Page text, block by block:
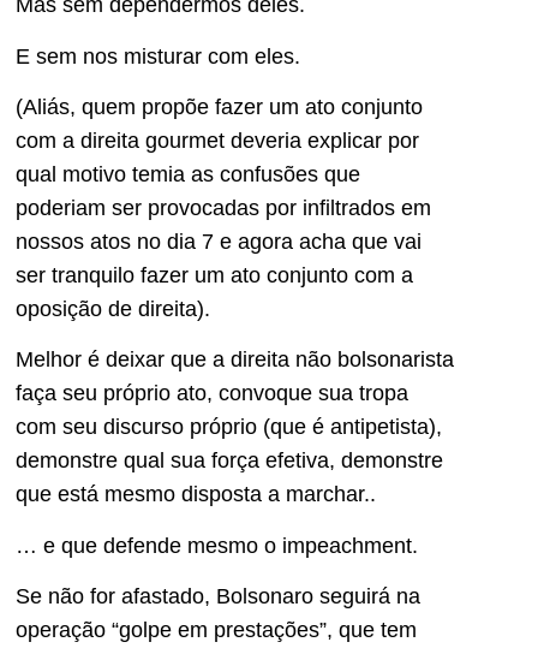
Mas sem dependermos deles.
E sem nos misturar com eles.
(Aliás, quem propõe fazer um ato conjunto
com a direita gourmet deveria explicar por
qual motivo temia as confusões que
poderiam ser provocadas por infiltrados em
nossos atos no dia 7 e agora acha que vai
ser tranquilo fazer um ato conjunto com a
oposição de direita).
Melhor é deixar que a direita não bolsonarista
faça seu próprio ato, convoque sua tropa
com seu discurso próprio (que é antipetista),
demonstre qual sua força efetiva, demonstre
que está mesmo disposta a marchar..
… e que defende mesmo o impeachment.
Se não for afastado, Bolsonaro seguirá na
operação “golpe em prestações”, que tem